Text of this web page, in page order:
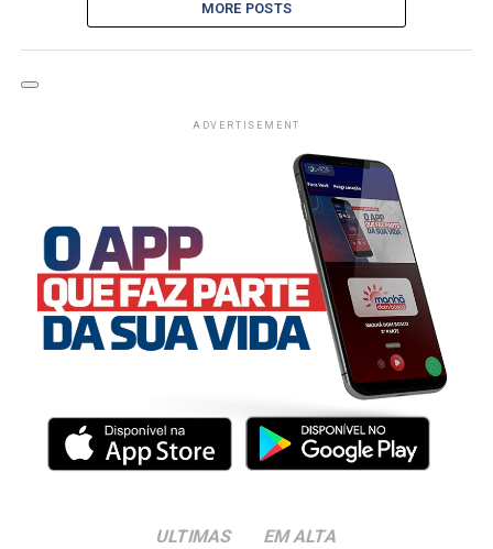
MORE POSTS
ADVERTISEMENT
ULTIMAS EM ALTA